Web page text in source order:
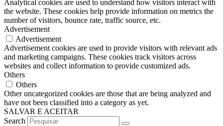
Analytical cookies are used to understand how visitors interact with
the website. These cookies help provide information on metrics the
number of visitors, bounce rate, traffic source, etc.
Advertisement
Advertisement
Advertisement cookies are used to provide visitors with relevant ads
and marketing campaigns. These cookies track visitors across
websites and collect information to provide customized ads.
Others
Others
Other uncategorized cookies are those that are being analyzed and
have not been classified into a category as yet.
SALVAR E ACEITAR
Search